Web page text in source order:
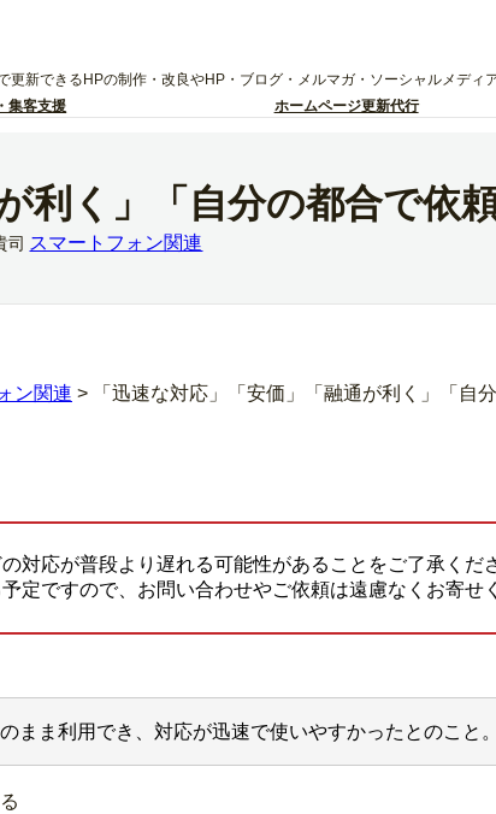
新できるHPの制作・改良やHP・ブログ・メルマガ・ソーシャルメディ
集客支援 ホームページ更新代行
利く」「自分の都合で依頼
司 スマートフォン関連
ン関連 > 「迅速な対応」「安価」「融通が利く」「自
対応が普段より遅れる可能性があることをご了承くだ
定ですので、お問い合わせやご依頼は遠慮なくお寄せ
ま利用でき、対応が迅速で使いやすかったとのこと。